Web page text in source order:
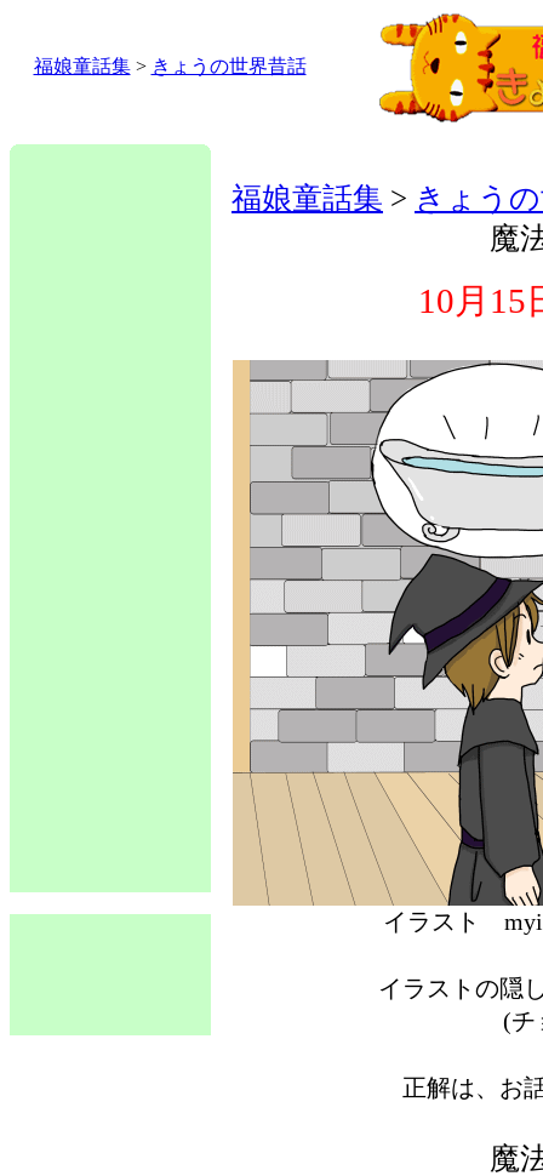
福娘童話集> きょうの世界昔話
福娘童話集 > きょう
魔
10月15
イラスト
イラストの隠
(チ
正解は、お
魔